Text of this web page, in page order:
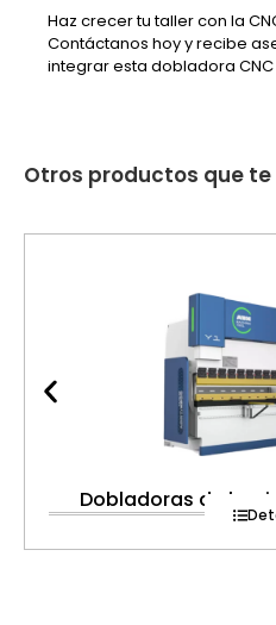
Haz crecer tu taller con la
Contáctanos hoy y recibe
integrar esta dobladora
Otros productos que
Dobladoras de